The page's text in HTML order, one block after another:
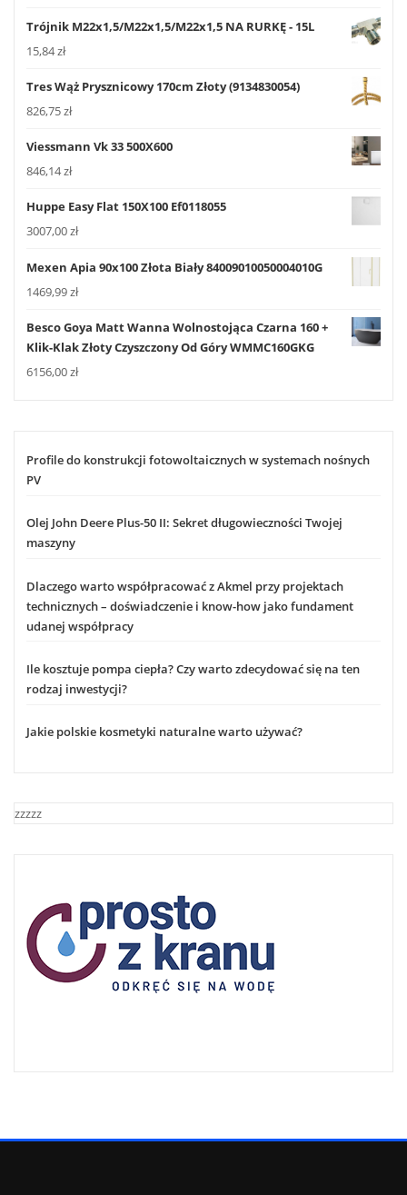
Trójnik M22x1,5/M22x1,5/M22x1,5 NA RURKĘ - 15L
15,84zł
Tres Wąż Prysznicowy 170cm Złoty (9134830054)
826,75zł
Viessmann Vk 33 500X600
846,14zł
Huppe Easy Flat 150X100 Ef0118055
3007,00zł
Mexen Apia 90x100 Złota Biały 84009010050004010G
1469,99zł
Besco Goya Matt Wanna Wolnostojąca Czarna 160 +
Klik-Klak Złoty Czyszczony Od Góry WMMC160GKG
6156,00zł
Profile do konstrukcji fotowoltaicznych w systemach nośnych
PV
Olej John Deere Plus-50 II: Sekret długowieczności Twojej
maszyny
Dlaczego warto współpracować z Akmel przy projektach
technicznych – doświadczenie i know-how jako fundament
udanej współpracy
Ile kosztuje pompa ciepła? Czy warto zdecydować się na ten
rodzaj inwestycji?
Jakie polskie kosmetyki naturalne warto używać?
zzzzz